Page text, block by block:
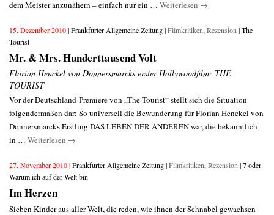
dem Meister anzunähern – einfach nur ein … Weiterlesen →
15. Dezember 2010| Frankfurter Allgemeine Zeitung |Filmkritiken, Rezension | The
Tourist
Mr. & Mrs. Hunderttausend Volt
Florian Henckel von Donnersmarcks erster Hollywoodfilm: THE
TOURIST
Vor der Deutschland-Premiere von „The Tourist“ stellt sich die Situation
folgendermaßen dar: So universell die Bewunderung für Florian Henckel von
Donnersmarcks Erstling DAS LEBEN DER ANDEREN war, die bekanntlich
in … Weiterlesen →
27. November 2010| Frankfurter Allgemeine Zeitung |Filmkritiken, Rezension | 7 oder
Warum ich auf der Welt bin
Im Herzen
Sieben Kinder aus aller Welt, die reden, wie ihnen der Schnabel gewachsen